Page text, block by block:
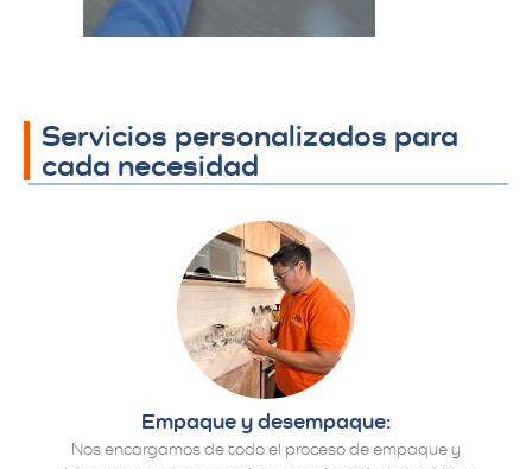
Servicios personalizados para
cada necesidad
Empaque y desempaque:
Nos encargamos de todo el proceso de empaque y